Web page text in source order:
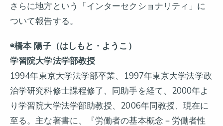
さらに地方という「インターセクショナリティ」に
ついて報告する。
◉橋本 陽子（はしもと・ようこ）
学習院大学法学部教授
1994年東京大学法学部卒業、1997年東京大学法学政
治学研究科修士課程修了、同助手を経て、2000年よ
り学習院大学法学部助教授、2006年同教授、現在に
至る。主な著書に、『労働者の基本概念－労働者性